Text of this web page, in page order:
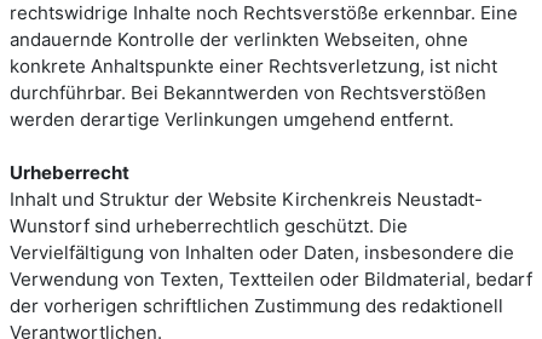
rechtswidrige Inhalte noch Rechtsverstöße erkennbar. Eine
andauernde Kontrolle der verlinkten Webseiten, ohne
konkrete Anhaltspunkte einer Rechtsverletzung, ist nicht
durchführbar. Bei Bekanntwerden von Rechtsverstößen
werden derartige Verlinkungen umgehend entfernt.
Urheberrecht
Inhalt und Struktur der Website Kirchenkreis Neustadt-
Wunstorf sind urheberrechtlich geschützt. Die
Vervielfältigung von Inhalten oder Daten, insbesondere die
Verwendung von Texten, Textteilen oder Bildmaterial, bedarf
der vorherigen schriftlichen Zustimmung des redaktionell
Verantwortlichen.